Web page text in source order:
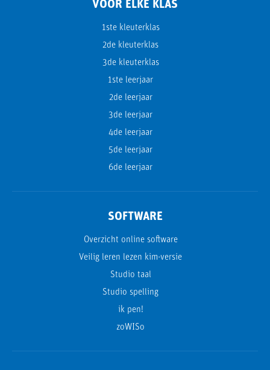
VOOR ELKE KLAS
1ste kleuterklas
2de kleuterklas
3de kleuterklas
1ste leerjaar
2de leerjaar
3de leerjaar
4de leerjaar
5de leerjaar
6de leerjaar
SOFTWARE
Overzicht online software
Veilig leren lezen kim-versie
Studio taal
Studio spelling
ik pen!
zoWISo